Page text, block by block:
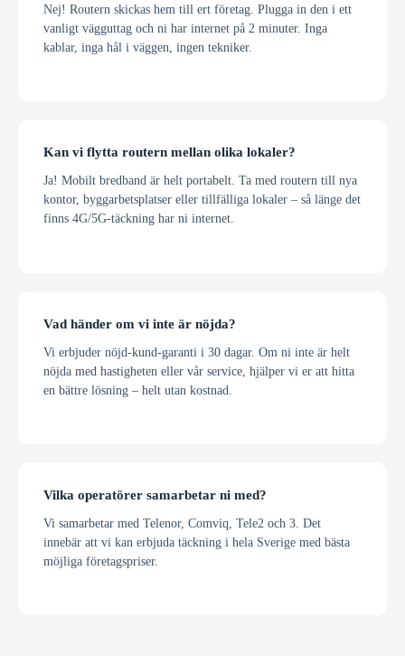
Nej! Routern skickas hem till ert företag. Plugga in den i ett
vanligt vägguttag och ni har internet på 2 minuter. Inga
kablar, inga hål i väggen, ingen tekniker.
Kan vi flytta routern mellan olika lokaler?
Ja! Mobilt bredband är helt portabelt. Ta med routern till nya
kontor, byggarbetsplatser eller tillfälliga lokaler – så länge det
finns 4G/5G-täckning har ni internet.
Vad händer om vi inte är nöjda?
Vi erbjuder nöjd-kund-garanti i 30 dagar. Om ni inte är helt
nöjda med hastigheten eller vår service, hjälper vi er att hitta
en bättre lösning – helt utan kostnad.
Vilka operatörer samarbetar ni med?
Vi samarbetar med Telenor, Comviq, Tele2 och 3. Det
innebär att vi kan erbjuda täckning i hela Sverige med bästa
möjliga företagspriser.